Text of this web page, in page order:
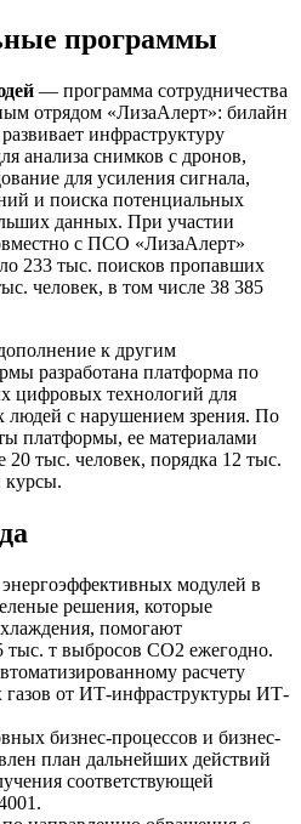
программы
— программа сотрудничества
отрядом «ЛизаАлерт»: билайн
инфраструктуру
анализа снимков с дронов,
для усиления сигнала,
и поиска потенциальных
данных. При участии
с ПСО «ЛизаАлерт»
233 тыс. поисков пропавших
человек, в том числе 38 385
к другим
разработана платформа по
цифровых технологий для
людей с нарушением зрения. По
платформы, ее материалами
20 тыс. человек, порядка 12 тыс.
модулей в
решения, которые
помогают
тыс. т выбросов СО2 ежегодно.
расчету
газов от ИТ-инфраструктуры ИТ-
бизнес-процессов и бизнес-
план дальнейших действий
соответствующей